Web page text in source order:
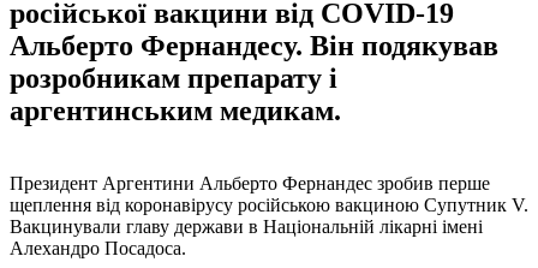
російської вакцини від COVID-19
Альберто Фернандесу. Він подякував
розробникам препарату і
аргентинським медикам.
Президент Аргентини Альберто Фернандес зробив перше
щеплення від коронавірусу російською вакциною Супутник V.
Вакцинували главу держави в Національній лікарні імені
Алехандро Посадоса.